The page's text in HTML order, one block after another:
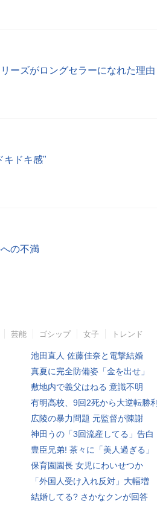
ーズがロングセラーになれた理由
キドキ感"
の不満
芸能 ゴシップ 女子 トレンド
池田直人 佐藤佳奈と電撃結婚
真夏に完全防備姿「金を出せ」
敷地内で義父はねる 意識不明
有明高校、9回2死から大逆転勝利
広陵の暴力問題 元監督が陳謝
神田うの「3回流産してる」告白
豊臣兄弟! 茶々に「美人過ぎる」
保育園園長 女児にわいせつか
「外国人受け入れ反対」大幅増
結婚してる? さかなクンが回答